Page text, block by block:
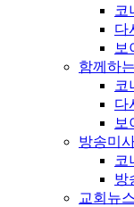
코
다
보
함께하
코
다
보
방송미
코
방
교회뉴스